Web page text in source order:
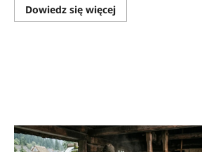
Dowiedz się więcejDowiedz
się